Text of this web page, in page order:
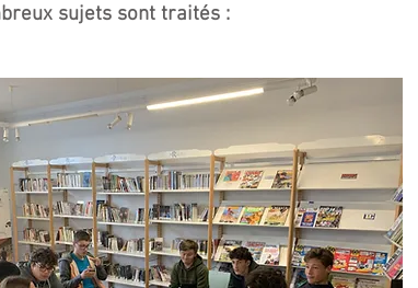
sujets sont traités :